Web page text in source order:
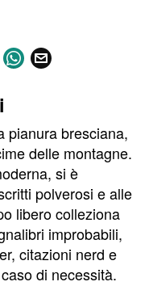
pianura bresciana,
delle montagne.
si è
polverosi e alle
libero colleziona
improbabili,
citazioni nerd e
di necessità.